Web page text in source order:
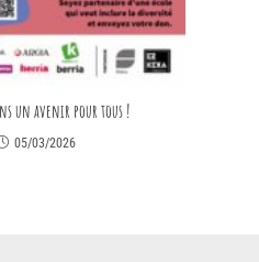
un avenir pour tous !
05/03/2026